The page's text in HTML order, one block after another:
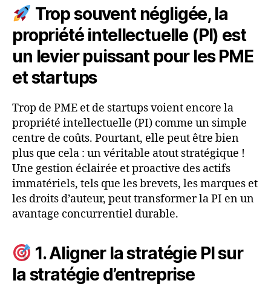
Trop souvent négligée, la
propriété intellectuelle (PI) est
un levier puissant pour les PME
et startups
Trop de PME et de startups voient encore la
propriété intellectuelle (PI) comme un simple
centre de coûts. Pourtant, elle peut être bien
plus que cela : un véritable atout stratégique !
Une gestion éclairée et proactive des actifs
immatériels, tels que les brevets, les marques et
les droits d’auteur, peut transformer la PI en un
avantage concurrentiel durable.
1. Aligner la stratégie PI sur
la stratégie d’entreprise